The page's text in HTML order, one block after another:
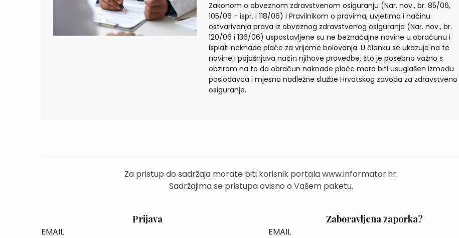
Zakonom o obveznom zdravstvenom osiguranju (Nar. nov., br. 85/06,
105/06 - ispr. i 118/06) i Pravilnikom o pravima, uvjetima i načinu
ostvarivanja prava iz obveznog zdravstvenog osiguranja (Nar. nov., br.
120/06 i 136/06) uspostavljene su ne beznačajne novine u obračunu i
isplati naknade plaće za vrijeme bolovanja. U članku se ukazuje na te
novine i pojašnjava način njihove provedbe, što je posebno važno s
obzirom na to da obračun naknade plaće mora biti usuglašen između
poslodavca i mjesno nadležne službe Hrvatskog zavoda za zdravstveno
osiguranje.
Za pristup do sadržaja morate biti korisnik portala www.informator.hr.
Sadržajima se pristupa ovisno o Vašem paketu.
Prijava
EMAIL
Zaboravljena zaporka?
EMAIL